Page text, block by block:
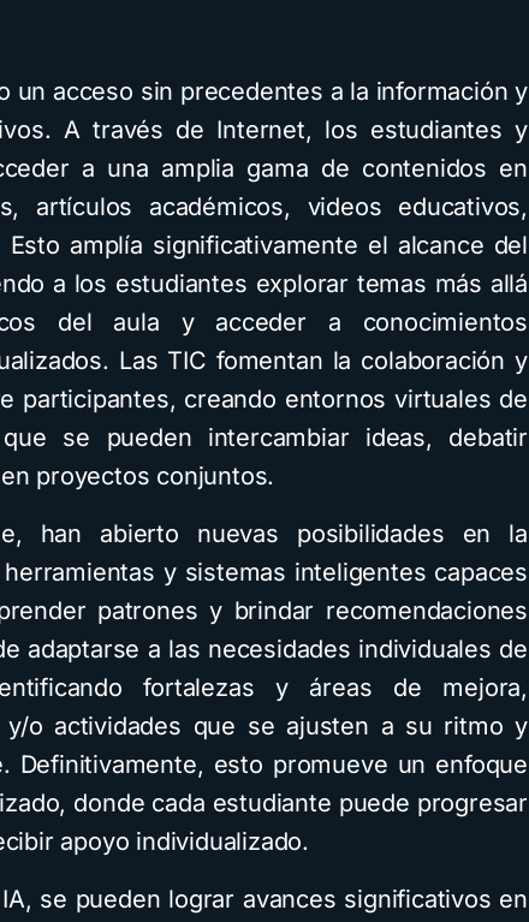
un acceso sin precedentes a la información y
A través de Internet, los estudiantes y
a una amplia gama de contenidos en
artículos académicos, videos educativos,
amplía significativamente el alcance del
a los estudiantes explorar temas más allá
del aula y acceder a conocimientos
Las TIC fomentan la colaboración y
participantes, creando entornos virtuales de
se pueden intercambiar ideas, debatir
proyectos conjuntos.
han abierto nuevas posibilidades en la
y sistemas inteligentes capaces
patrones y brindar recomendaciones
adaptarse a las necesidades individuales de
fortalezas y áreas de mejora,
y/o actividades que se ajusten a su ritmo y
Definitivamente, esto promueve un enfoque
donde cada estudiante puede progresar
apoyo individualizado.
se pueden lograr avances significativos en